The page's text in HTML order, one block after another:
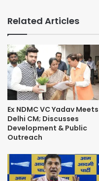
Related Articles
Ex NDMC VC Yadav Meets
Delhi CM; Discusses
Development & Public
Outreach